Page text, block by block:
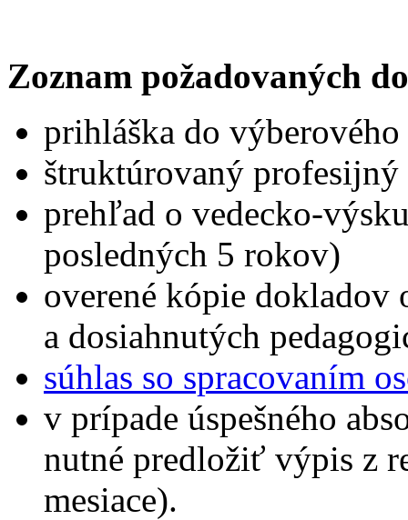
Zoznam požadovaných
prihláška do
štruktúrovaný
prehľad o vedecko-
posledných 5 rokov)
overené kópie dokladov
a dosiahnutých
súhlas so spracovaním
v prípade úspešného
nutné predložiť výpis z
mesiace).